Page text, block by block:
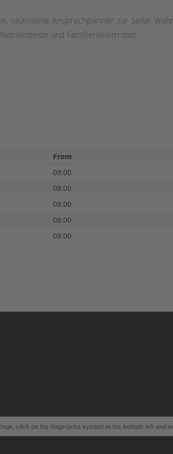
routinierte Ansprechpartner zur Seite.
und Familienfeiern statt.
From
08:00
08:00
08:00
08:00
08:00
click on the fingerprint symbol at the bottom left and